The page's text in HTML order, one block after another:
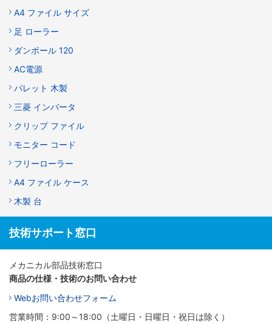
A4 ファイル サイズ
足 ローラー
ダンボール 120
AC電源
パレット 木製
三菱 インバータ
クリップ ファイル
モニター コード
フリーローラー
A4 ファイル ケース
木製 台
技術サポート窓口
メカニカル部品技術窓口
商品の仕様・技術のお問い合わせ
Webお問い合わせフォーム
営業時間：9:00～18:00（土曜日・日曜日・祝日は除く）